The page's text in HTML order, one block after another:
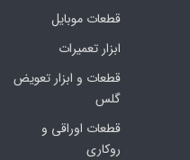
قطعات موبایل
ابزار تعمیرات
قطعات و ابزار تعویض
گلس
قطعات اوراقی و
روکاری